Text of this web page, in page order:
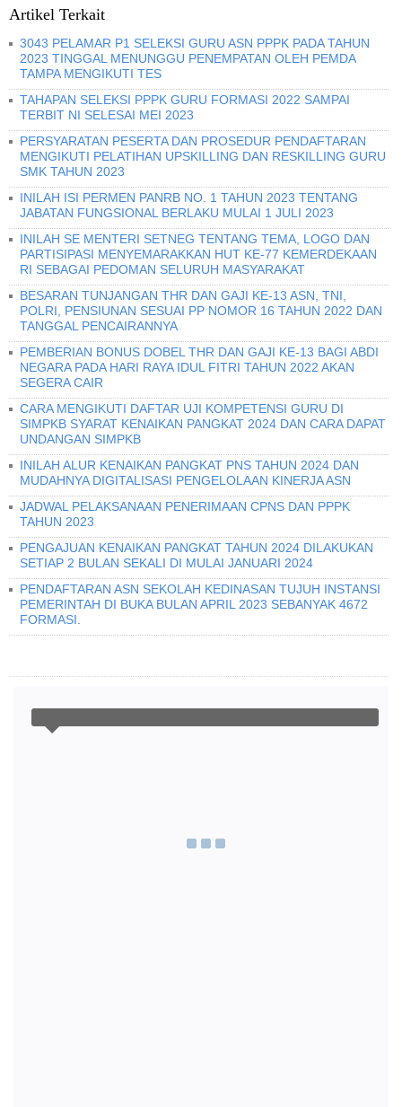
Artikel Terkait
3043 PELAMAR P1 SELEKSI GURU ASN PPPK PADA TAHUN
2023 TINGGAL MENUNGGU PENEMPATAN OLEH PEMDA
TAMPA MENGIKUTI TES
TAHAPAN SELEKSI PPPK GURU FORMASI 2022 SAMPAI
TERBIT NI SELESAI MEI 2023
PERSYARATAN PESERTA DAN PROSEDUR PENDAFTARAN
MENGIKUTI PELATIHAN UPSKILLING DAN RESKILLING GURU
SMK TAHUN 2023
INILAH ISI PERMEN PANRB NO. 1 TAHUN 2023 TENTANG
JABATAN FUNGSIONAL BERLAKU MULAI 1 JULI 2023
INILAH SE MENTERI SETNEG TENTANG TEMA, LOGO DAN
PARTISIPASI MENYEMARAKKAN HUT KE-77 KEMERDEKAAN
RI SEBAGAI PEDOMAN SELURUH MASYARAKAT
BESARAN TUNJANGAN THR DAN GAJI KE-13 ASN, TNI,
POLRI, PENSIUNAN SESUAI PP NOMOR 16 TAHUN 2022 DAN
TANGGAL PENCAIRANNYA
PEMBERIAN BONUS DOBEL THR DAN GAJI KE-13 BAGI ABDI
NEGARA PADA HARI RAYA IDUL FITRI TAHUN 2022 AKAN
SEGERA CAIR
CARA MENGIKUTI DAFTAR UJI KOMPETENSI GURU DI
SIMPKB SYARAT KENAIKAN PANGKAT 2024 DAN CARA DAPAT
UNDANGAN SIMPKB
INILAH ALUR KENAIKAN PANGKAT PNS TAHUN 2024 DAN
MUDAHNYA DIGITALISASI PENGELOLAAN KINERJA ASN
JADWAL PELAKSANAAN PENERIMAAN CPNS DAN PPPK
TAHUN 2023
PENGAJUAN KENAIKAN PANGKAT TAHUN 2024 DILAKUKAN
SETIAP 2 BULAN SEKALI DI MULAI JANUARI 2024
PENDAFTARAN ASN SEKOLAH KEDINASAN TUJUH INSTANSI
PEMERINTAH DI BUKA BULAN APRIL 2023 SEBANYAK 4672
FORMASI.